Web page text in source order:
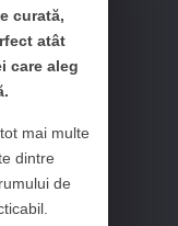
curată,
atât
care aleg
mai multe
dintre
de